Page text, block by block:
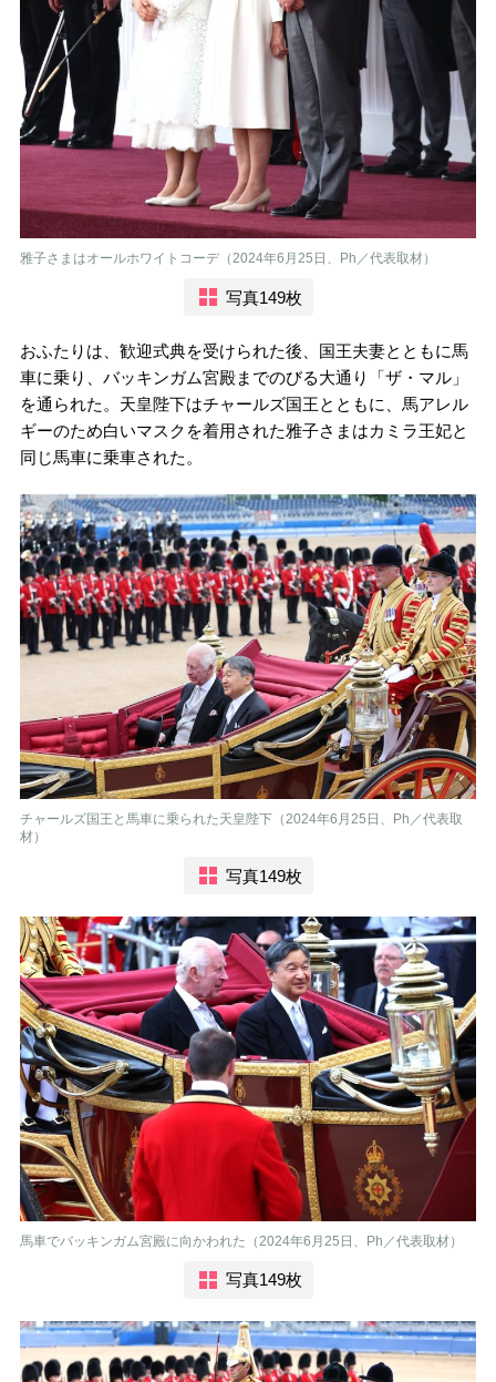
雅子さまはオールホワイトコーデ（2024年6月25日、Ph／代表取材）
写真149枚
おふたりは、歓迎式典を受けられた後、国王夫妻とともに馬
車に乗り、バッキンガム宮殿までのびる大通り「ザ・マル」
を通られた。天皇陛下はチャールズ国王とともに、馬アレル
ギーのため白いマスクを着用された雅子さまはカミラ王妃と
同じ馬車に乗車された。
チャールズ国王と馬車に乗られた天皇陛下（2024年6月25日、Ph／代表取
材）
写真149枚
馬車でバッキンガム宮殿に向かわれた（2024年6月25日、Ph／代表取材）
写真149枚